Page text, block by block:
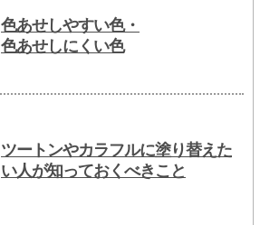
色あせしやすい色・
色あせしにくい色
ツートンやカラフルに塗り替えた
い人が知っておくべきこと